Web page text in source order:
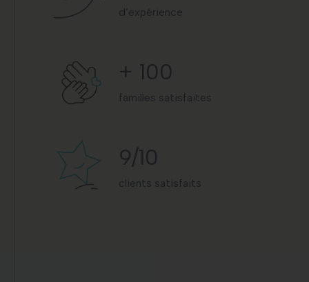
d’expérience
+ 100
familles satisfaites
9/10
clients satisfaits